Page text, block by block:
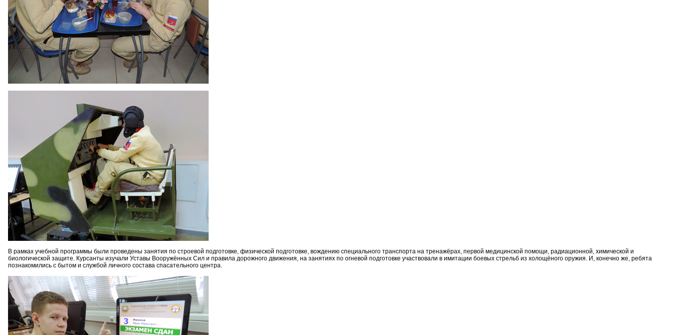
В рамках учебной программы были проведены занятия по строевой подготовке, физической подготовке, вождению специального транспорта на тренажёрах, первой медицинской помощи, радиационной, химической и
биологической защите. Курсанты изучали Уставы Вооружённых Сил и правила дорожного движения, на занятиях по огневой подготовке участвовали в имитации боевых стрельб из холощёного оружия. И, конечно же, ребята
познакомились с бытом и службой личного состава спасательного центра.